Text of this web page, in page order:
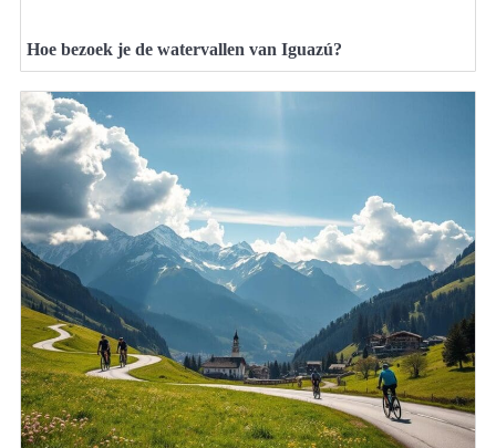
Hoe bezoek je de watervallen van Iguazú?